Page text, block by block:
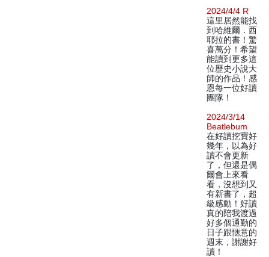
2024/4/4 R
這里居然能找
到哈維爾．西
耶拉的書！驚
喜萬分！希望
能讀到更多這
位歷史小說大
師的作品！感
恩每一位好讀
團隊！
2024/3/14
Beatlebum
在好讀挖寶好
幾年，以為好
讀不會更新
了，但還是偶
爾會上來看
看，沒想到又
有新書了，超
級感動！好讀
真的陪我渡過
好多個通勤的
日子跟愜意的
週末，謝謝好
讀！